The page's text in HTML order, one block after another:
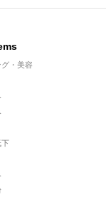
・美容